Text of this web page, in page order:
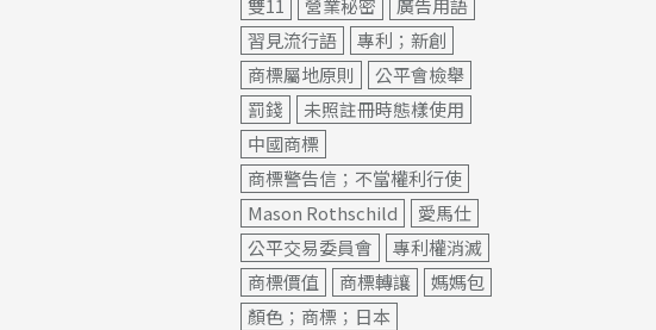
雙11
營業秘密
廣告用語
習見流行語
專利；新創
商標屬地原則
公平會檢舉
罰錢
未照註冊時態樣使用
中國商標
商標警告信；不當權利行使
Mason Rothschild
愛馬仕
公平交易委員會
專利權消滅
商標價值
商標轉讓
媽媽包
顏色；商標；日本